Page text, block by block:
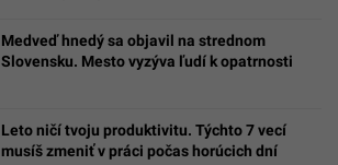
Medveď hnedý sa objavil na strednom
Slovensku. Mesto vyzýva ľudí k opatrnosti
Leto ničí tvoju produktivitu. Týchto 7 vecí
musíš zmeniť v práci počas horúcich dní